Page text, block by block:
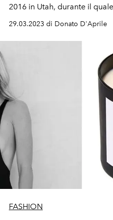
2016 in Utah, durante il
29.03.2023 di Donato D'Aprile
FASHION